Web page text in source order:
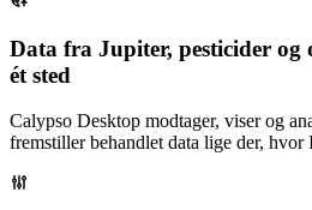
Data fra Jupiter, pesticider og
ét sted
Calypso Desktop modtager, viser og
fremstiller behandlet data lige der, hvor